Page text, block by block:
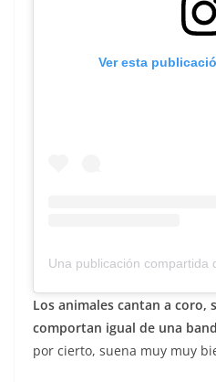
Ver esta
Una publicación compartida de Mamá
Los animales cantan a coro,
comportan igual de una
por cierto, suena muy muy